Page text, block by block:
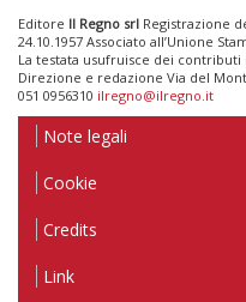
Editore Il Regno srl Registrazione
24.10.1957 Associato all’Unione
La testata usufruisce dei
Direzione e redazione Via del
051 0956310 ilregno@ilregno.it
Note legali
Cookie
Credits
Link